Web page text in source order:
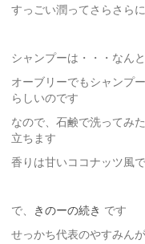
すっごい潤ってさらさら
シャンプーは・・・なん
オーブリーでもシャンプ
らしいのです
なので、石鹸で洗ってみ
立ちます
香りは甘いココナッツ風
で、 きのーの続き です
せっかち代表のやすみん